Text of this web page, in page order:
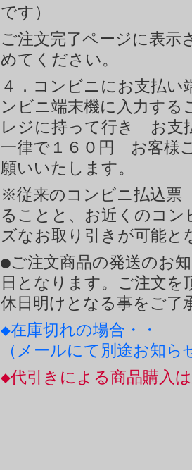
です）
ご注文完了ページに表
めてください。
４．コンビニにお支払
ンビニ端末機に入力す
レジに持って行き お支
一律で１６０円 お客様
願いいたします。
※従来のコンビニ払込票
ることと、お近くのコ
ズなお取り引きが可能
●ご注文商品の発送のお
日となります。ご注文を
休日明けとなる事をご了
◆在庫切れの場合・・
（メールにて別途お知
◆代引きによる商品購入